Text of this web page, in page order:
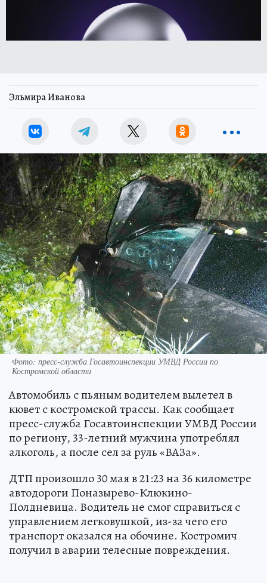
Эльмира Иванова
Фото: пресс-служба Госавтоинспекции УМВД России по
Костромской области
Автомобиль с пьяным водителем вылетел в
кювет с костромской трассы. Как сообщает
пресс-служба Госавтоинспекции УМВД России
по региону, 33-летний мужчина употреблял
алкоголь, а после сел за руль «ВАЗа».
ДТП произошло 30 мая в 21:23 на 36 километре
автодороги Поназырево-Клюкино-
Полдневица. Водитель не смог справиться с
управлением легковушкой, из-за чего его
транспорт оказался на обочине. Костромич
получил в аварии телесные повреждения.